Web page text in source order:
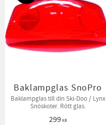
Baklampglas SnoPro
Baklampglas till din Ski-Doo / Lynx
Snöskoter. Rött glas.
299KR